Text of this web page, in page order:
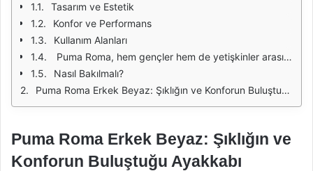
Tasarım ve Estetik
Konfor ve Performans
Kullanım Alanları
Puma Roma, hem gençler hem de yetişkinler arasında geniş bir hayran kitlesine sahiptir. Bu popülaritenin arkasında, ayakkabının sunduğu konfor, şıklık ve çok yönlülük yatmaktadır. Ayrıca, markanın kalitesi ve güvenilirliği de tüketicilerin bu modeli tercih etmesinde önemli bir rol oynamaktadır. Puma'nın geçmişi ve spor dünyasındaki yeri, Roma modelinin değerini artırmaktadır. Nasıl Bakılmalı? Puma Roma erkek beyaz ayakkabının uzun ömürlü olabilmesi için doğru bakım yapılması oldukça önemlidir. İlk olarak, ayakkabıyı düzenli olarak temizlemek gerekir. Beyaz renkli ayakkabılar, kir ve lekeleri kolayca gösterebilir. Bu nedenle, nemli bir bezle silmek ya da özel ayakkabı temizleme ürünleri kullanmak faydalı olacaktır. Ayrıca, ayakkabının şeklinin bozulmaması için doğru bir şekilde saklanması da önemlidir. Puma Roma erkek beyaz ayakkabı, şıklığın ve konforun mükemmel bir birleşimini sunmaktadır. Estetik tasarımı, rahat iç yapısı ve çok yönlü kullanımı ile hem genç hem de yetişkin kullanıcılar için ideal bir seçimdir. Günlük yaşamda ve spor aktivitelerinde rahatlıkla tercih edilebilecek bu ayakkabı, moda dünyasında da kendine sağlam bir yer edinmiştir. Eğer siz de stilinize şıklık katmak ve konforlu bir ayakkabı arıyorsanız, Puma Roma’yı göz önünde bulundurmalısınız. Puma Roma Erkek Beyaz: Şıklığın ve Konforun Buluştuğu Ayakkabı Puma Roma Erkek Beyaz, hem tasarımı hem de konforuyla dikkat çeken bir spor ayakkabıdır. Modern yaşamın gereksinimlerini karşılamak için özel olarak tasarlanmış bu model, günlük kullanımda rahatlık sunarken şıklığı da elden bırakmamaktadır. Yüksek kaliteli malzemeleri sayesinde uzun ömürlü bir kullanım imkanı tanır. Ayrıca, hafif yapısı ile gün boyu ayakta kalmayı kolaylaştırır. Ayakkabının beyaz rengi, her türlü kıyafetle kombinlenebilme özelliği sunar. Spor şıklığı arayanlar için mükemmel bir tercihtir. Özellikle yaz aylarında, şort ve tişörtlerle harika bir uyum sağlar. Bununla birlikte, klasik pantolonlarla da kombinlenerek şık bir görünüm elde edilebilir. Puma Roma, zamansız tasarımı ile sezon trendlerini aşan bir modeldir. Konfor, Puma Roma'nın en önemli özelliklerinden biridir. İç tabanında kullanılan yumuşak malzeme, ayakların rahat etmesini sağlar. Ayrıca, yürüyüş esnasında darbe emme özelliği sayesinde ayak sağlığını korur. Bu özellikleriyle, hem spor yaparken hem de günlük yaşamda tercih edilebilecek ideal bir ayakkabıdır. Uzun süreli oturumlarda veya yürüyüşlerde dahi konforlu bir deneyim sunar. Puma Roma’nın tasarımında kullanılan detaylar da dikkat çekicidir. İkonik Puma logosu, ayakkabıya modern bir hava katarken, zarif dikiş detayları da estetik bir görünüm sunar. Bu tasarım unsurları, ayakkabının sadece bir spor ekipmanı değil, aynı zamanda bir stil unsuru olmasını sağlar. Sade ama şık görünümü ile her yaştan kullanıcıya hitap eder. Bu ayakkabı, kaliteli malzemeleri ve işçiliği sayesinde kullanıcılarına uzun süreli bir memnuniyet sunmaktadır. Su geçirmez özellikleri ile dış şartlara karşı dayanıklıdır. Böylece, kötü hava koşullarında bile güvenle giyilebilir. Günlük koşuşturmacada, ayakkabının sağladığı güven duygusu, kullanıcıların kendilerini iyi hissetmelerine yardımcı olur. Puma Roma Erkek Beyaz, fiyat-performans açısından da oldukça avantajlı bir seçenektir. Kaliteli bir spor ayakkabı arayanlar için uygun fiyatlı bir alternatif sunar. Uzun ömürlü yapısı ve şık tasarımı, bu modeli daha cazip hale getirir. Alırken, yalnızca bir ayakkabı değil, aynı zamanda bir yatırım yapmış olursunuz. Puma Roma Erkek Beyaz, şıklığı ve konforu bir araya getiren mükemmel bir spor ayakkabıdır. Günlük yaşamda, spor yaparken ya da sosyal ortamlarda rahatlıkla kullanılabilir. Hem estetik hem de işlevsel özellikleri ile kullanıcıların beğenisini kazanmaktadır. Bu nedenle, spor ayakkabı arayışında olanların tercih etmesi gereken bir modeldir. Özellik Açıklama Tasarım Zamansız ve modern bir görünüm Konfor Yumuşak iç taban ile uzun süreli rahatlık Malzeme Kaliteli ve dayanıklı malzemeler Renk Seçeneği Beyaz, her türlü kıyafetle uyumlu Fiyat/Performans Uygun fiyatlı, uzun ömürlü bir seçenek Avantajlar Dezavantajlar Şık tasarım Beyaz rengin kirlenme ihtimali Yüksek konfor Yoğun kullanımda aşınma riski Farklı kombin seçenekleri Yalnızca beyaz renk seçeneği mevcut
Nasıl Bakılmalı?
Puma Roma Erkek Beyaz: Şıklığın ve Konforun Buluştuğu Ayakkabı
Puma Roma Erkek Beyaz: Şıklığın ve
Konforun Buluştuğu Ayakkabı